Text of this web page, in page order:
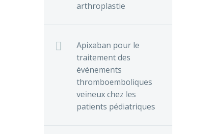
arthroplastie
Apixaban pour le
traitement des
événements
thromboemboliques
veineux chez les
patients pédiatriques